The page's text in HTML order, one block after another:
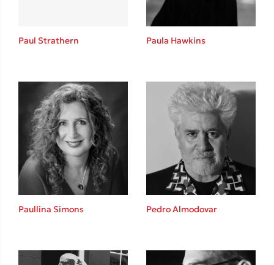
Ιωάννης Γλωσσόπουλος
Ένας γίγαντας στο σχολείο
Paul Strathern Paula Hawkins
Paullina Simons Pedro Almodovar